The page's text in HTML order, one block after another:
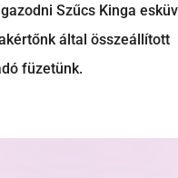
Szűcs Kinga
által összeállított
füzetünk.